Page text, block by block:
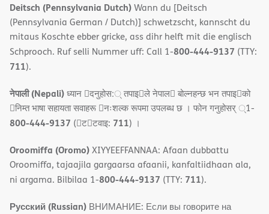
Deitsch (Pennsylvania Dutch)Wann du [Deitsch
(Pennsylvania German / Dutch)] schwetzscht, kannscht du
mitaus Koschte ebber gricke, ass dihr helft mit die englisch
Schprooch. Ruf selli Nummer uff: Call 1-800-444-9137 (TTY:
711).
नेपाली (Nepali)ध्यान 􀇑दनुहोस:् तपाइ􀉍ले नेपाल􀈣 बोल्नहन्छ भन तपाइ􀉍को
􀇓निम्त भाषा सहायता सवाहरू 􀇓नःशल्क रूपमा उपलब्ध छ । फोन गनुहोसर् ्1-
800-444-9137 (􀇑ट􀇑टवाइ: 711) ।
Oroomiffa (Oromo)XIYYEEFFANNAA: Afaan dubbattu
Oroomiffa, tajaajila gargaarsa afaanii, kanfaltiidhaan ala,
ni argama. Bilbilaa 1-800-444-9137 (TTY: 711).
Русский (Russian) ВНИМАНИЕ: Если вы говорите на